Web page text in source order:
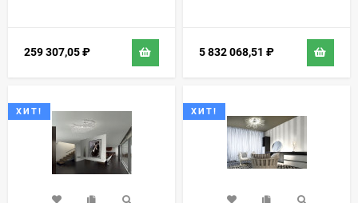
259 307,05₽ 5 832 068,51 ₽
ХИТ! ХИТ!